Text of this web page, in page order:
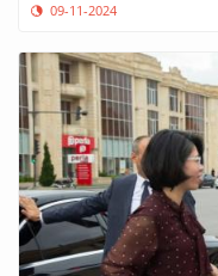
09-11-2024